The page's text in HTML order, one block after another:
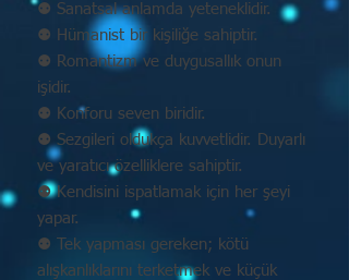
⚉ Sanatsal anlamda yeteneklidir.
⚉ Hümanist bir kişiliğe sahiptir.
⚉ Romantizm ve duygusallık onun
işidir.
⚉ Konforu seven biridir.
⚉ Sezgileri oldukça kuvvetlidir. Duyarlı
ve yaratıcı özelliklere sahiptir.
⚉ Kendisini ispatlamak için her şeyi
yapar.
⚉ Tek yapması gereken; kötü
alışkanlıklarını terketmek ve küçük